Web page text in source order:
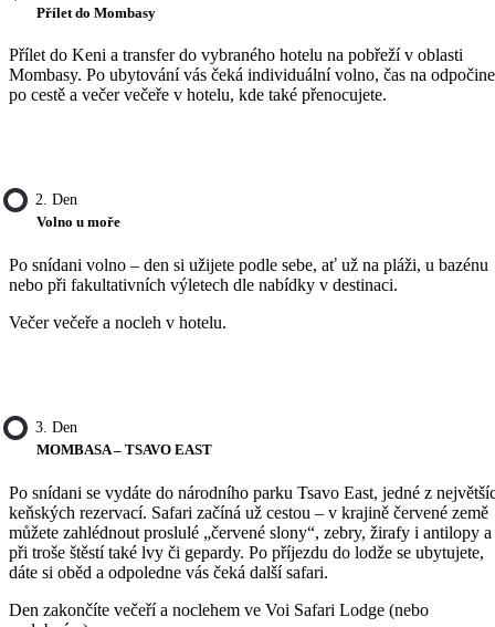
Přílet do Mombasy
Přílet do Keni a transfer do vybraného hotelu na pobřeží v oblasti
Mombasy. Po ubytování vás čeká individuální volno, čas na
po cestě a večer večeře v hotelu, kde také přenocujete.
2. Den
Volno u moře
Po snídani volno – den si užijete podle sebe, ať už na pláži, u bazénu
nebo při fakultativních výletech dle nabídky v destinaci.
Večer večeře a nocleh v hotelu.
3. Den
MOMBASA – TSAVO EAST
Po snídani se vydáte do národního parku Tsavo East, jedné z
keňských rezervací. Safari začíná už cestou – v krajině červené země
můžete zahlédnout proslulé „červené slony“, zebry, žirafy i antilopy a
při troše štěstí také lvy či gepardy. Po příjezdu do lodže se ubytujete,
dáte si oběd a odpoledne vás čeká další safari.
Den zakončíte večeří a noclehem ve Voi Safari Lodge (nebo